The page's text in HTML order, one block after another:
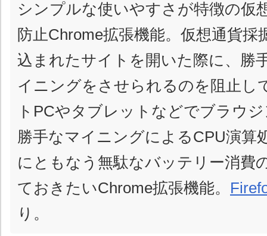
シンプルな使いやすさが特徴の仮
防止Chrome拡張機能。仮想通貨
込まれたサイトを開いた際に、勝
イニングをさせられるのを阻止し
トPCやタブレットなどでブラウ
勝手なマイニングによるCPU演算
にともなう無駄なバッテリー消費
ておきたいChrome拡張機能。
り。